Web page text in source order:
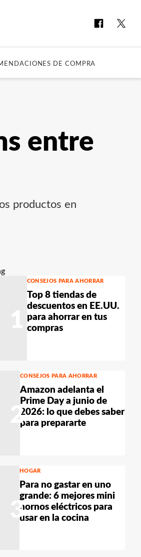
DE COMPRA
entre
productos en
CONSEJOS PARA AHORRAR
Top 8 tiendas de
descuentos en EE.UU.
para ahorrar en tus
compras
2
CONSEJOS PARA AHORRAR
Amazon adelanta el
Prime Day a junio de
2026: lo que debes saber
para prepararte
3
HOGAR
Para no gastar en uno
grande: 6 mejores mini
hornos eléctricos para
usar en la cocina